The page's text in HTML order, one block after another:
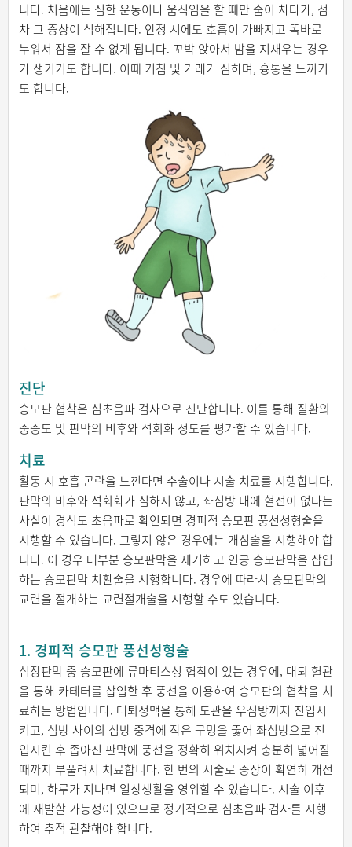
니다. 처음에는 심한 운동이나 움직임을 할 때만 숨이 차다가, 점
차 그 증상이 심해집니다. 안정 시에도 호흡이 가빠지고 똑바로
누워서 잠을 잘 수 없게 됩니다. 꼬박 앉아서 밤을 지새우는 경우
가 생기기도 합니다. 이때 기침 및 가래가 심하며, 흉통을 느끼기
도 합니다.
진단
승모판 협착은 심초음파 검사으로 진단합니다. 이를 통해 질환의
중증도 및 판막의 비후와 석회화 정도를 평가할 수 있습니다.
치료
활동 시 호흡 곤란을 느낀다면 수술이나 시술 치료를 시행합니다.
판막의 비후와 석회화가 심하지 않고, 좌심방 내에 혈전이 없다는
사실이 경식도 초음파로 확인되면 경피적 승모판 풍선성형술을
시행할 수 있습니다. 그렇지 않은 경우에는 개심술을 시행해야 합
니다. 이 경우 대부분 승모판막을 제거하고 인공 승모판막을 삽입
하는 승모판막 치환술을 시행합니다. 경우에 따라서 승모판막의
교련을 절개하는 교련절개술을 시행할 수도 있습니다.
1. 경피적 승모판 풍선성형술
심장판막 중 승모판에 류마티스성 협착이 있는 경우에, 대퇴 혈관
을 통해 카테터를 삽입한 후 풍선을 이용하여 승모판의 협착을 치
료하는 방법입니다. 대퇴정맥을 통해 도관을 우심방까지 진입시
키고, 심방 사이의 심방 중격에 작은 구멍을 뚫어 좌심방으로 진
입시킨 후 좁아진 판막에 풍선을 정확히 위치시켜 충분히 넓어질
때까지 부풀려서 치료합니다. 한 번의 시술로 증상이 확연히 개선
되며, 하루가 지나면 일상생활을 영위할 수 있습니다. 시술 이후
에 재발할 가능성이 있으므로 정기적으로 심초음파 검사를 시행
하여 추적 관찰해야 합니다.